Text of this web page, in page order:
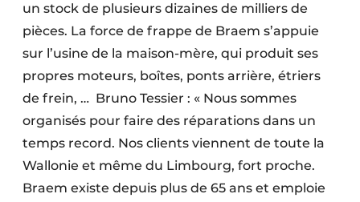
un stock de plusieurs dizaines de milliers de
pièces. La force de frappe de Braem s’appuie
sur l’usine de la maison-mère, qui produit ses
propres moteurs, boîtes, ponts arrière, étriers
de frein, … Bruno Tessier : « Nous sommes
organisés pour faire des réparations dans un
temps record. Nos clients viennent de toute la
Wallonie et même du Limbourg, fort proche.
Braem existe depuis plus de 65 ans et emploie